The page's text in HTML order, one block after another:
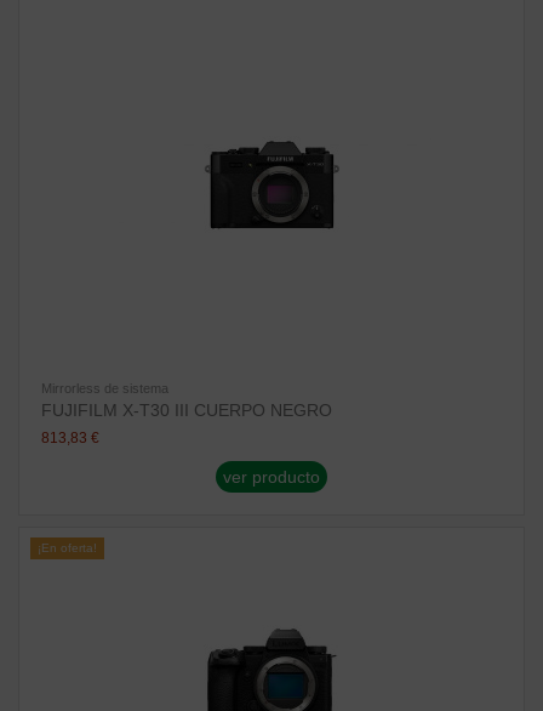
Mirrorless de sistema
FUJIFILM X-T30 III CUERPO NEGRO
813,83 €
ver producto
¡En oferta!